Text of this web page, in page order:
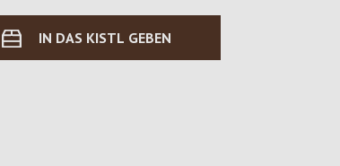
IN DAS KISTL GEBEN